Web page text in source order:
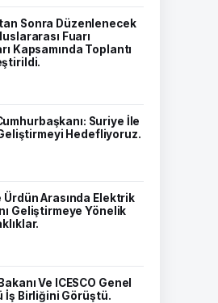
Sonra Düzenlenecek
Fuarı
Kapsamında Toplantı
Suriye İle
Hedefliyoruz.
Ürdün Arasında Elektrik
Geliştirmeye Yönelik
Ve ICESCO Genel
İş Birliğini Görüştü.